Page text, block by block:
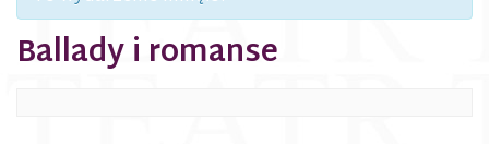
Ballady i romanse